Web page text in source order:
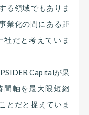
る領域でもありま
業化の間にある距
社だと考えていま
Capitalが果
間軸を最大限短縮
とだと捉えていま